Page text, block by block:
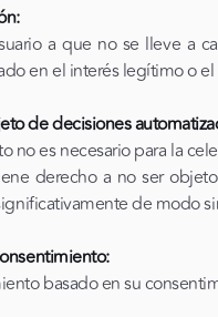
a que no se lleve a
en el interés legítimo o
de decisiones
no es necesario para la
derecho a no ser
de modo
basado en su